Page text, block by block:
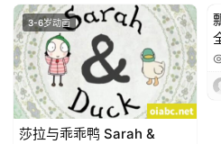
3-6岁动画
莎拉与乖乖鸭 Sarah &